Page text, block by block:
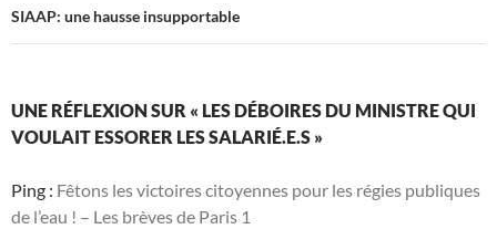
SIAAP: une hausse insupportable
UNE RÉFLEXION SUR « LES DÉBOIRES DU MINISTRE QUI
VOULAIT ESSORER LES SALARIÉ.E.S »
Ping : Fêtons les victoires citoyennes pour les régies publiques
de l’eau ! – Les brèves de Paris 1